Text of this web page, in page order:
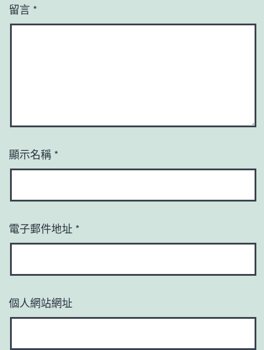
留言 *
顯示名稱 *
電子郵件地址 *
個人網站網址